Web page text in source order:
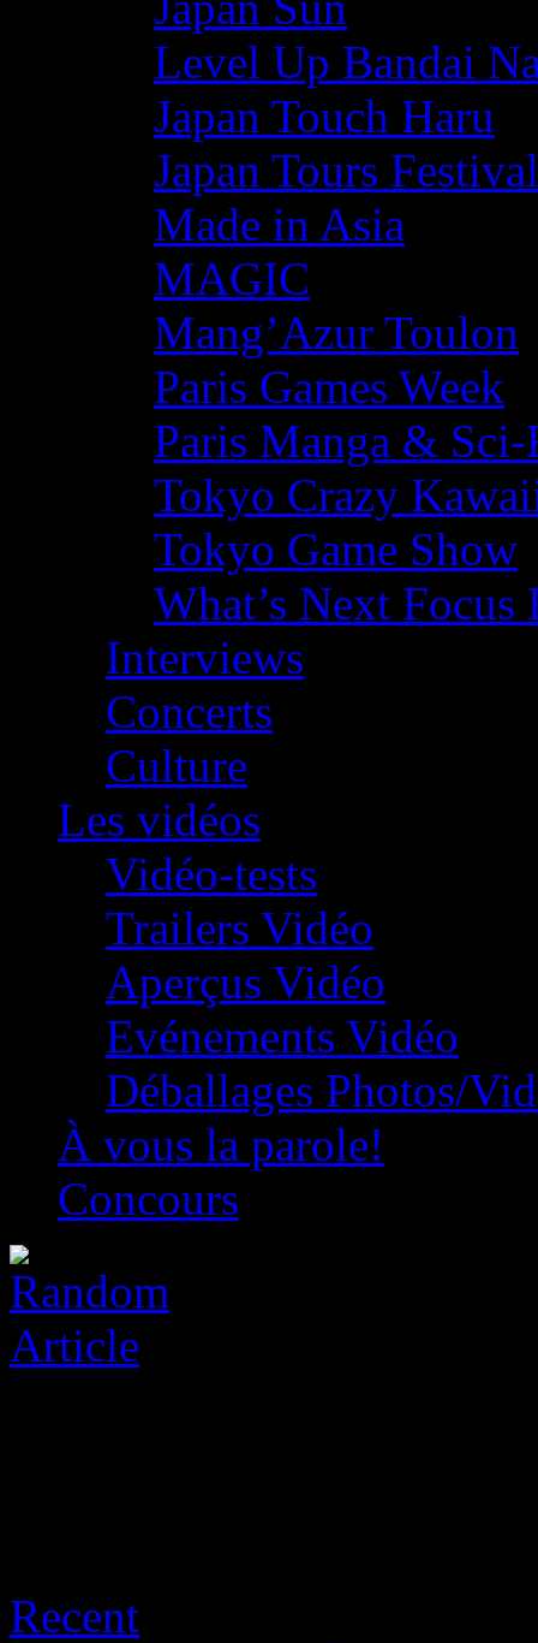
Level Up Bandai
Japan Touch Haru
Japan Tours Festival
Made in Asia
MAGIC
Mang’Azur Toulon
Paris Games Week
Paris Manga &
Tokyo Crazy
Tokyo Game Show
What’s Next
Interviews
Concerts
Culture
Les vidéos
Vidéo-tests
Trailers Vidéo
Aperçus Vidéo
Evénements Vidéo
Déballages Photos/
À vous la parole!
Concours
Recent